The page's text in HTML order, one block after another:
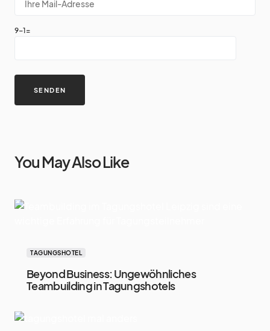
9-1=
You May Also Like
TAGUNGSHOTEL
Beyond Business: Ungewöhnliches
Teambuilding in Tagungshotels